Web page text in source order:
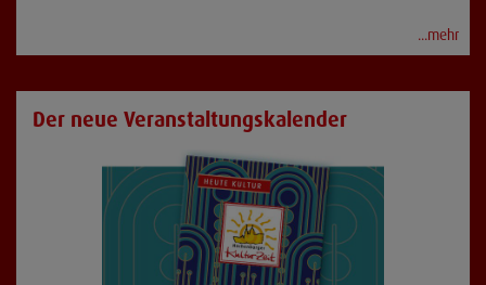
...mehr
Der neue Veranstaltungskalender